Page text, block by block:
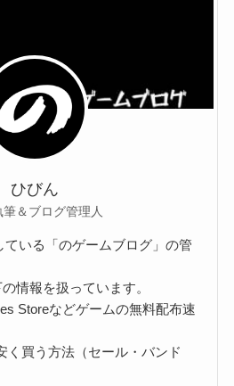
ひびん
＆ブログ管理人
ている「のゲームブログ」の管
情報を扱っています。
Storeなどゲームの無料配布速
く買う方法（セール・バンド